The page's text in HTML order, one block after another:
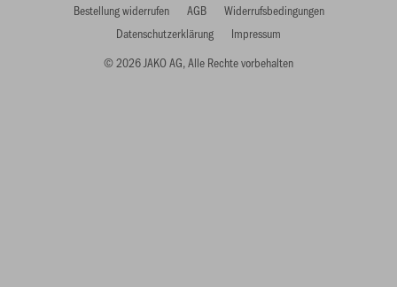
© 2026 JAKO AG, Alle Rechte vorbehalten
Bestellung widerrufen AGB
Widerrufsbedingungen
Datenschutzerklärung
Impressum